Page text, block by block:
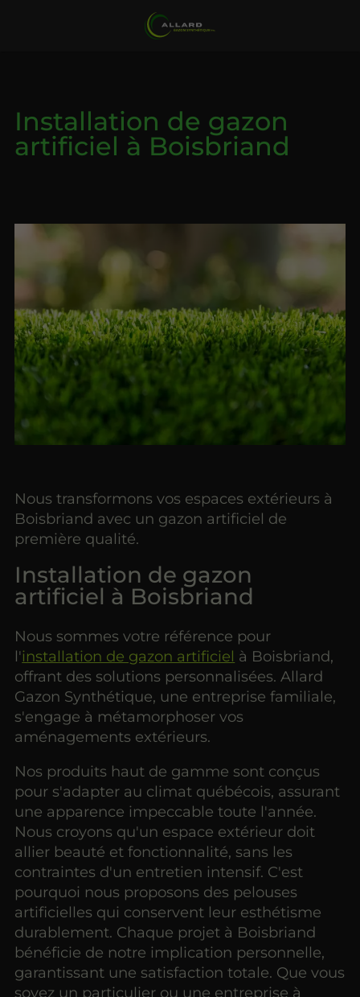
Installation de gazon
artificiel à Boisbriand
Nous transformons vos espaces extérieurs à
Boisbriand avec un gazon artificiel de
première qualité.
Installation de gazon
artificiel à Boisbriand
Nous sommes votre référence pour
l'installation de gazon artificiel à Boisbriand,
offrant des solutions personnalisées. Allard
Gazon Synthétique, une entreprise familiale,
s'engage à métamorphoser vos
aménagements extérieurs.
Nos produits haut de gamme sont conçus
pour s'adapter au climat québécois, assurant
une apparence impeccable toute l'année.
Nous croyons qu'un espace extérieur doit
allier beauté et fonctionnalité, sans les
contraintes d'un entretien intensif. C'est
pourquoi nous proposons des pelouses
artificielles qui conservent leur esthétisme
durablement. Chaque projet à Boisbriand
bénéficie de notre implication personnelle,
garantissant une satisfaction totale. Que vous
soyez un particulier ou une entreprise à